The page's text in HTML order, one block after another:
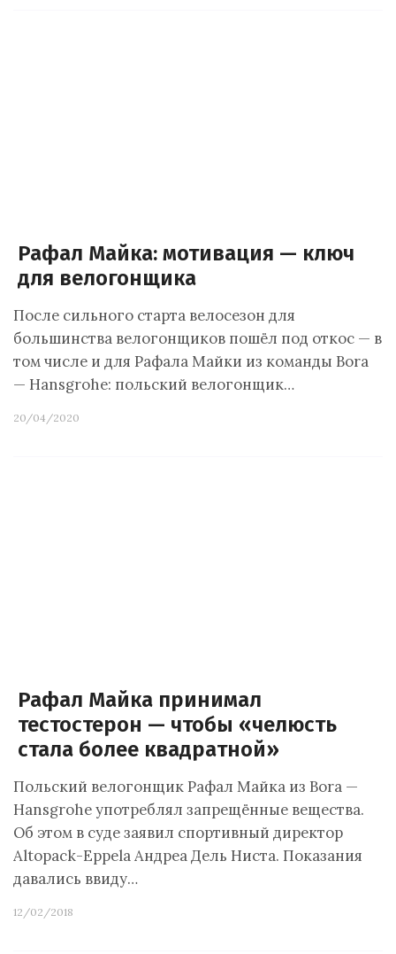
Рафал Майка: мотивация — ключ
для велогонщика
После сильного старта велосезон для
большинства велогонщиков пошёл под откос — в
том числе и для Рафала Майки из команды Bora
— Hansgrohe: польский велогонщик…
20/04/2020
Рафал Майка принимал
тестостерон — чтобы «челюсть
стала более квадратной»
Польский велогонщик Рафал Майка из Bora —
Hansgrohe употреблял запрещённые вещества.
Об этом в суде заявил спортивный директор
Altopack-Eppela Андреа Дель Ниста. Показания
давались ввиду…
12/02/2018